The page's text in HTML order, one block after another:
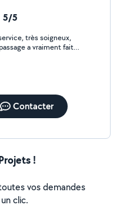
5/5
très soigneux,
a vraiment fait
Contacter
!
vos demandes
clic.